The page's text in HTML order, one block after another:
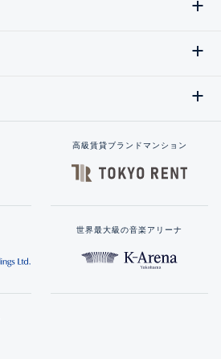
高級賃貸ブランドマンション
世界最大級の音楽アリーナ